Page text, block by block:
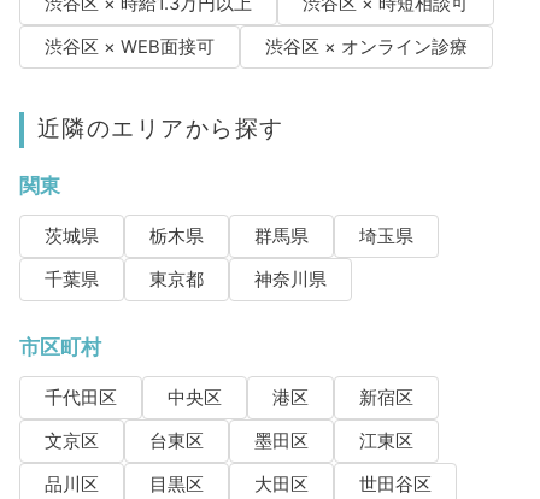
渋谷区 × WEB面接可
渋谷区 × オンライン診療
近隣のエリアから探す
関東
茨城県 栃木県 群馬県
埼玉県
千葉県
東京都 神奈川県
市区町村
千代田区 中央区 港区
新宿区
文京区
台東区 墨田区
江東区
品川区
目黒区 大田区
世田谷区